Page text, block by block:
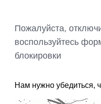
Пожалуйста,
воспользуйтесь
блокировки
Нам нужно убедиться,